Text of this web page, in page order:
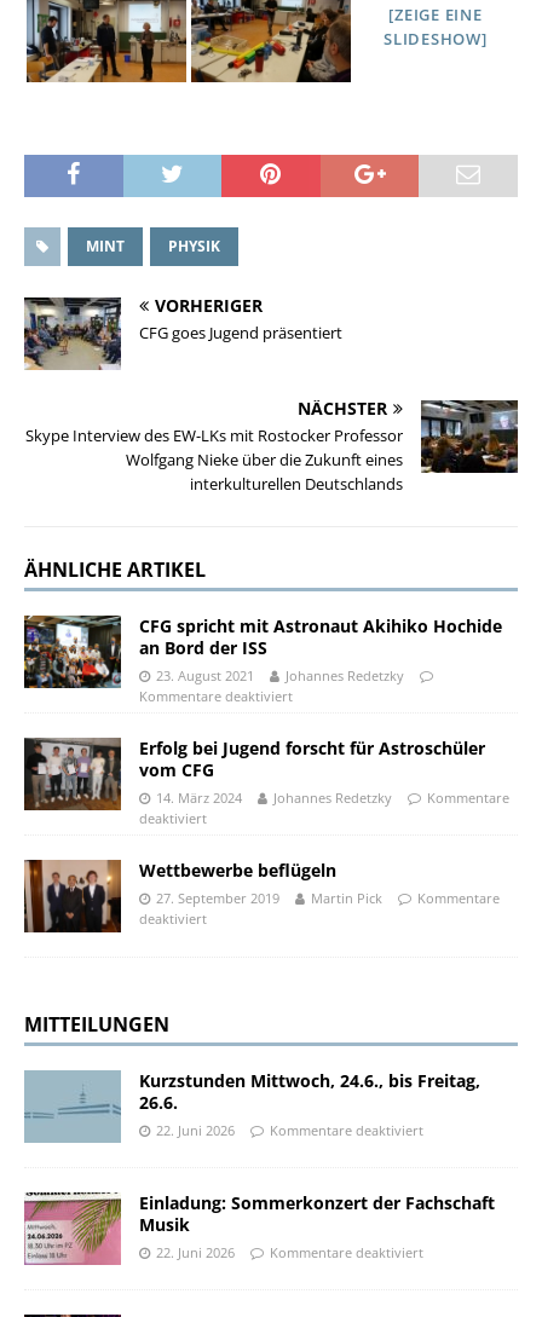
[ZEIGE EINE
SLIDESHOW]
MINT PHYSIK
VORHERIGER
CFG goes Jugend präsentiert
NÄCHSTER
Skype Interview des EW-LKs mit Rostocker Professor
Wolfgang Nieke über die Zukunft eines
interkulturellen Deutschlands
ÄHNLICHE ARTIKEL
CFG spricht mit Astronaut Akihiko Hochide
an Bord der ISS
23. August 2021
Johannes Redetzky
Kommentare deaktiviert
Erfolg bei Jugend forscht für Astroschüler
vom CFG
14. März 2024 Johannes Redetzky
Kommentare
deaktiviert
Wettbewerbe beflügeln
27. September 2019 Martin Pick
Kommentare
deaktiviert
MITTEILUNGEN
Kurzstunden Mittwoch, 24.6., bis Freitag,
26.6.
22. Juni 2026 Kommentare deaktiviert
Einladung: Sommerkonzert der Fachschaft
Musik
22. Juni 2026 Kommentare deaktiviert